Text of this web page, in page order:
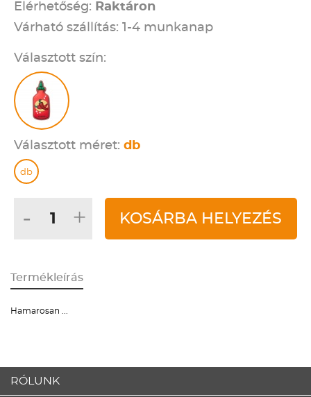
Elérhetőség: Raktáron
Várható szállítás: 1-4 munkanap
Választott szín:
Választott méret: db
db
- + KOSÁRBA HELYEZÉS
Termékleírás
Hamarosan ...
RÓLUNK